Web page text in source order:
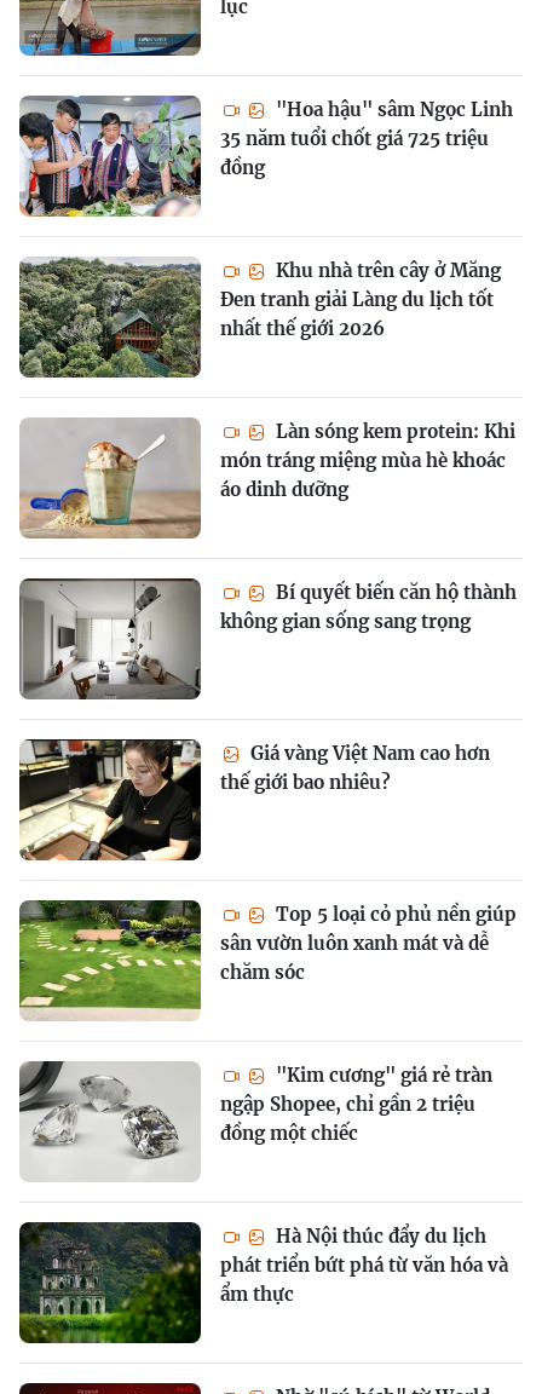
lục
"Hoa hậu" sâm Ngọc Linh
35 năm tuổi chốt giá 725 triệu
đồng
Khu nhà trên cây ở Măng
Đen tranh giải Làng du lịch tốt
nhất thế giới 2026
Làn sóng kem protein: Khi
món tráng miệng mùa hè khoác
áo dinh dưỡng
Bí quyết biến căn hộ thành
không gian sống sang trọng
Giá vàng Việt Nam cao hơn
thế giới bao nhiêu?
Top 5 loại cỏ phủ nền giúp
sân vườn luôn xanh mát và dễ
chăm sóc
"Kim cương" giá rẻ tràn
ngập Shopee, chỉ gần 2 triệu
đồng một chiếc
Hà Nội thúc đẩy du lịch
phát triển bứt phá từ văn hóa và
ẩm thực